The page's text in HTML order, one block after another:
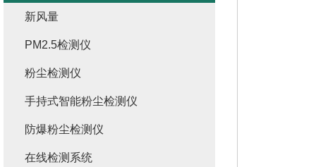
新风量
PM2.5检测仪
粉尘检测仪
手持式智能粉尘检测仪
防爆粉尘检测仪
在线检测系统